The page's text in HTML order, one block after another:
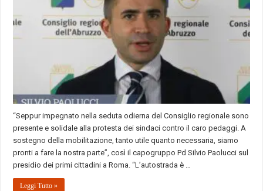
“Seppur impegnato nella seduta odierna del Consiglio regionale sono
presente e solidale alla protesta dei sindaci contro il caro pedaggi. A
sostegno della mobilitazione, tanto utile quanto necessaria, siamo
pronti a fare la nostra parte”, così il capogruppo Pd Silvio Paolucci sul
presidio dei primi cittadini a Roma. “L’autostrada è …
Leggi Tutto »